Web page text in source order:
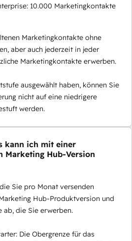
10.000 Marketingkontakte
Marketingkontakte ohne
aber auch jederzeit in jeder
Marketingkontakte erwerben.
ausgewählt haben, können Sie
nicht auf eine niedrigere
werden.
kann ich mit einer
Marketing Hub-Version
Sie pro Monat versenden
Hub-Produktversion und
ab, die Sie erwerben.
Die Obergrenze für das